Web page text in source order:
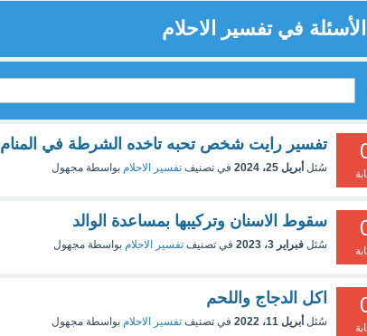
في تفسير الاحلام
تفسير رايت شخص تحبه تاخده الشرطة في المنام
سُئل أبريل 25، 2024 في تصنيف تفسير الاحلام بواسطة مجهول
سقوط الاسنان وتركيبها بمساعدة الوالد
سُئل فبراير 3، 2023 في تصنيف تفسير الاحلام بواسطة مجهول
اكل الدجاج واللحم
سُئل أبريل 11، 2022 في تصنيف تفسير الاحلام بواسطة مجهول